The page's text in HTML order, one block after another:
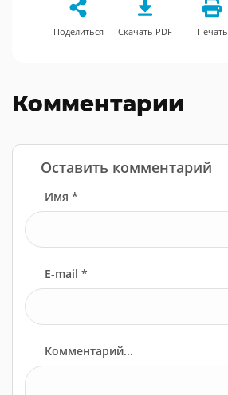
Поделиться Скачать PDF Печать
Комментарии
Оставить комментарий
Имя *
E-mail *
Комментарий...